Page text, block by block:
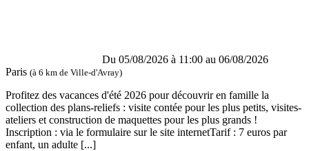
Du 05/08/2026 à 11:00 au 06/08/2026
Paris (à 6 km de Ville-d'Avray)
Profitez des vacances d'été 2026 pour découvrir en famille la
collection des plans-reliefs : visite contée pour les plus petits, visites-
ateliers et construction de maquettes pour les plus grands !
Inscription : via le formulaire sur le site internetTarif : 7 euros par
enfant, un adulte [...]